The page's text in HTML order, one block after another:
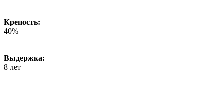
Крепость:
40%
Выдержка:
8 лет